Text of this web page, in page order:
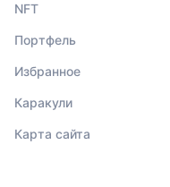
NFT
Портфель
Избранное
Каракули
Карта сайта